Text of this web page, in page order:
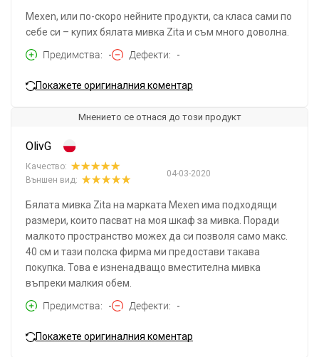
Mexen, или по-скоро нейните продукти, са класа сами по
себе си – купих бялата мивка Zita и съм много доволна.
Предимства
- Дефекти -
Покажете оригиналния коментар
Мнението се отнася до този продукт
OlivG
04-03-2020
Качество:
Външен вид:
Бялата мивка Zita на марката Mexen има подходящи
размери, които пасват на моя шкаф за мивка. Поради
малкото пространство можех да си позволя само макс.
40 см и тази полска фирма ми предостави такава
покупка. Това е изненадващо вместителна мивка
въпреки малкия обем.
Предимства
- Дефекти -
Покажете оригиналния коментар